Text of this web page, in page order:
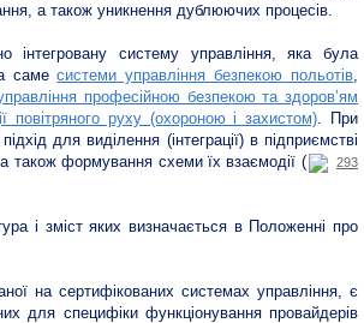
а також уникнення дублюючих процесів.
інтегровану систему управління, яка була
самесистеми управління безпекою польотів,
професійною безпекою та здоров’ям
повітряного руху (охороною і захистом). При
для виділення (інтеграції) в підприємстві
також формування схеми їх взаємодії (
293
і зміст яких визначається в Положенні про
на сертифікованих системах управління, є
для специфіки функціонування провайдерів